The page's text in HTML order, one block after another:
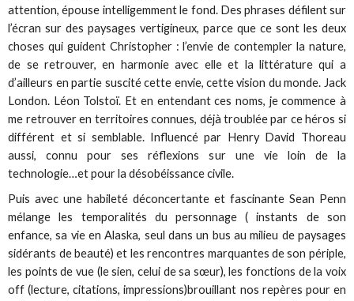
attention, épouse intelligemment le fond. Des phrases défilent sur
l’écran sur des paysages vertigineux, parce que ce sont les deux
choses qui guident Christopher : l’envie de contempler la nature,
de se retrouver, en harmonie avec elle et la littérature qui a
d’ailleurs en partie suscité cette envie, cette vision du monde. Jack
London. Léon Tolstoï. Et en entendant ces noms, je commence à
me retrouver en territoires connues, déjà troublée par ce héros si
différent et si semblable. Influencé par Henry David Thoreau
aussi, connu pour ses réflexions sur une vie loin de la
technologie…et pour la désobéissance civile.
Puis avec une habileté déconcertante et fascinante Sean Penn
mélange les temporalités du personnage ( instants de son
enfance, sa vie en Alaska, seul dans un bus au milieu de paysages
sidérants de beauté) et les rencontres marquantes de son périple,
les points de vue (le sien, celui de sa sœur), les fonctions de la voix
off (lecture, citations, impressions)brouillant nos repères pour en